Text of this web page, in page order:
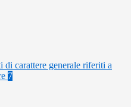
di carattere generale riferiti a
7